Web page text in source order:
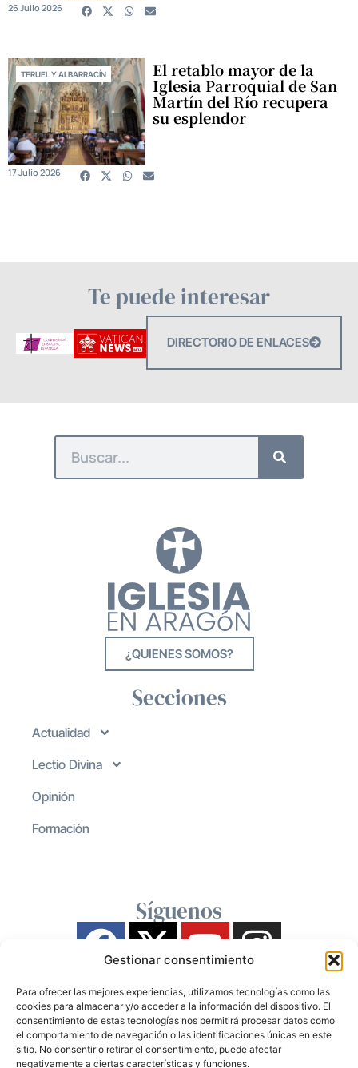
Gestionar consentimiento
Para ofrecer las mejores experiencias, utilizamos tecnologías como las
cookies para almacenar y/o acceder a la información del dispositivo. El
consentimiento de estas tecnologías nos permitirá procesar datos como
el comportamiento de navegación o las identificaciones únicas en este
sitio. No consentir o retirar el consentimiento, puede afectar
negativamente a ciertas características y funciones.
26 Julio 2026
TERUEL Y ALBARRACÍN El retablo mayor de la
Iglesia Parroquial de San
Martín del Río recupera
su esplendor
17 Julio 2026
Te puede interesar
DIRECTORIO DE ENLACES
¿QUIENES SOMOS?
Secciones
Actualidad
Lectio Divina
Opinión
Formación
Síguenos